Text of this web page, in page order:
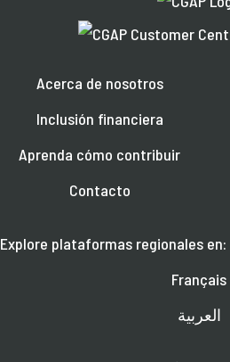
Acerca de nosotros
Inclusión financiera
Aprenda cómo contribuir
Contacto
Explore plataformas regionales en:
Français
العربية